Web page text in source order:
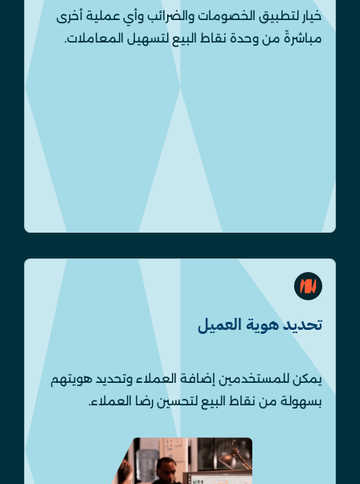
خيار لتطبيق الخصومات والضرائب وأي عملية أخرى
مباشرةً من وحدة نقاط البيع لتسهيل المعاملات.
تحديد هوية العميل
يمكن للمستخدمين إضافة العملاء وتحديد هويتهم
بسهولة من نقاط البيع لتحسين رضا العملاء.